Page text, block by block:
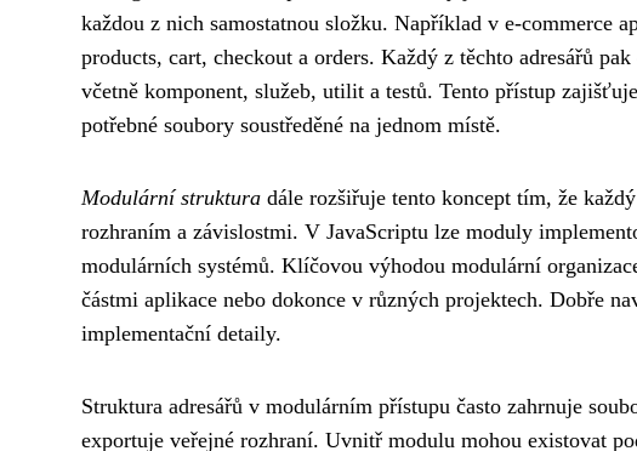
každou z nich samostatnou složku. Například v e-commerce
products, cart, checkout a orders. Každý z těchto adresářů
včetně komponent, služeb, utilit a testů. Tento přístup
potřebné soubory soustředěné na jednom místě.
Modulární struktura dále rozšiřuje tento koncept tím, že
rozhraním a závislostmi. V JavaScriptu lze moduly
modulárních systémů. Klíčovou výhodou modulární
částmi aplikace nebo dokonce v různých projektech. Dobře
implementační detaily.
Struktura adresářů v modulárním přístupu často zahrnuje
exportuje veřejné rozhraní. Uvnitř modulu mohou existovat